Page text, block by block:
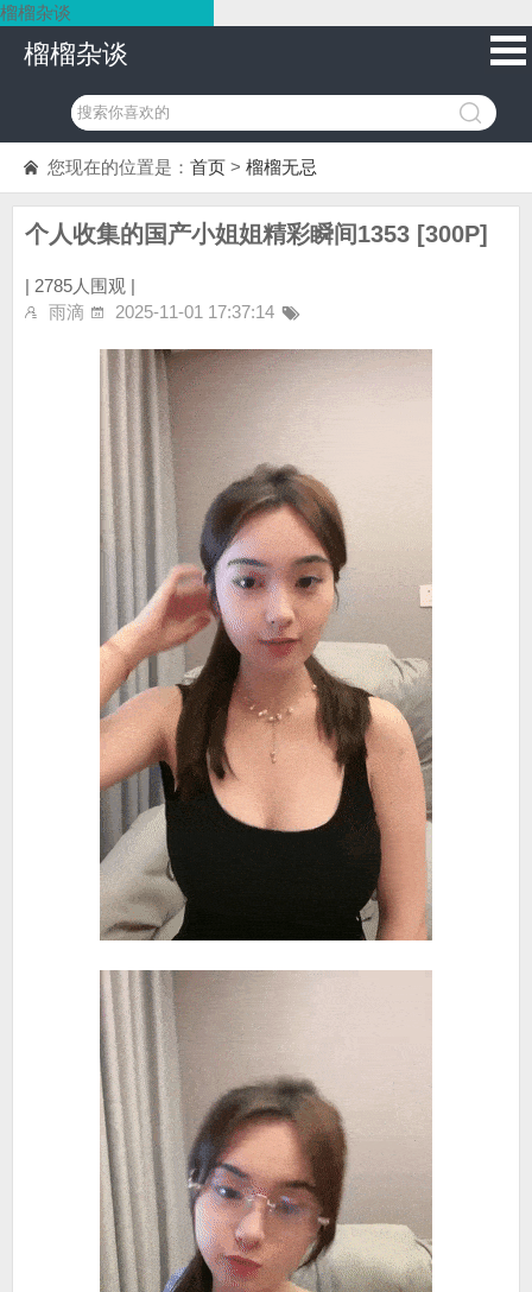
榴榴杂谈
榴榴杂谈
您现在的位置是： 首页 > 榴榴无忌
个人收集的国产小姐姐精彩瞬间1353 [300P]
| 2785人围观 |
雨滴
2025-11-01 17:37:14